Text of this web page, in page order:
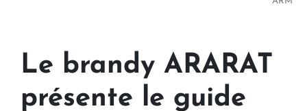
Le brandy ARARAT
présente le guide